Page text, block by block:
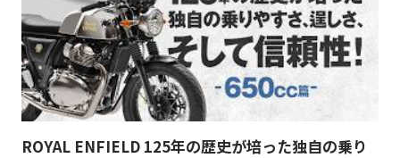
ROYAL ENFIELD 125年の歴史が培った独自の乗り